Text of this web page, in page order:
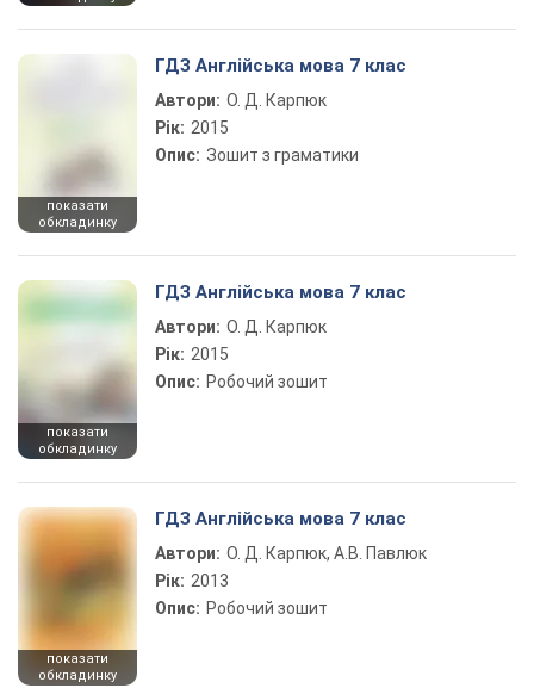
показати
обкладинку
ГДЗ Англійська мова 7 клас
Автори: О. Д. Карпюк
Рік: 2015
Опис: Зошит з граматики
показати
обкладинку
ГДЗ Англійська мова 7 клас
Автори: О. Д. Карпюк
Рік: 2015
Опис: Робочий зошит
показати
обкладинку
ГДЗ Англійська мова 7 клас
Автори: О. Д. Карпюк, А.В. Павлюк
Рік: 2013
Опис: Робочий зошит